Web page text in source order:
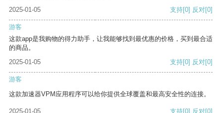
2025-01-05
支持[0] 反对[0]
游客
这款app是我购物的得力助手，让我能够找到最优惠的价格，买到最合适
的商品。
2025-01-05
支持[0] 反对[0]
游客
这款加速器VPM应用程序可以给你提供全球覆盖和最高安全性的连接。
2025-01-05 支持[0] 反对[0]